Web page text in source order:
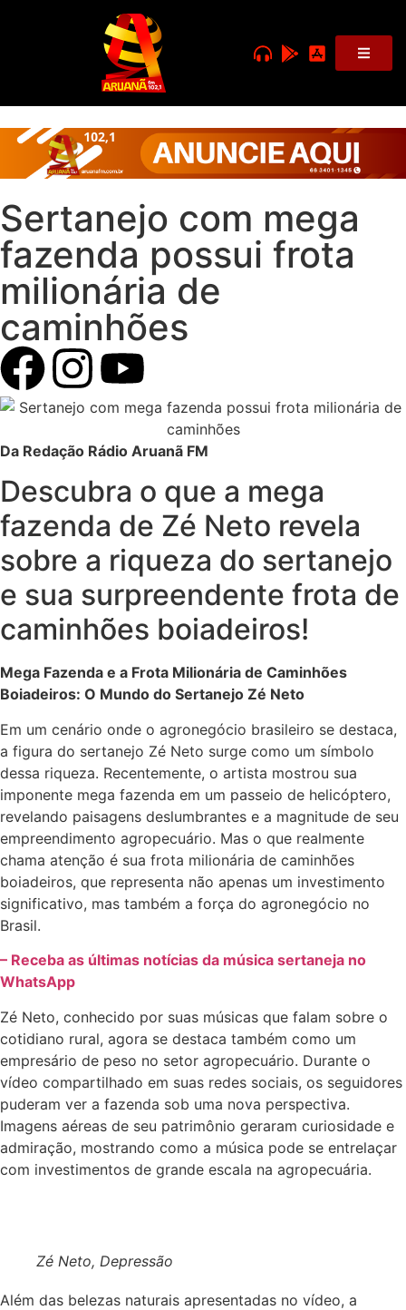
Sertanejo com mega
fazenda possui frota
milionária de
caminhões
Da Redação Rádio Aruanã FM
Descubra o que a mega
fazenda de Zé Neto revela
sobre a riqueza do sertanejo
e sua surpreendente frota de
caminhões boiadeiros!
Mega Fazenda e a Frota Milionária de Caminhões
Boiadeiros: O Mundo do Sertanejo Zé Neto
Em um cenário onde o agronegócio brasileiro se destaca,
a figura do sertanejo Zé Neto surge como um símbolo
dessa riqueza. Recentemente, o artista mostrou sua
imponente mega fazenda em um passeio de helicóptero,
revelando paisagens deslumbrantes e a magnitude de seu
empreendimento agropecuário. Mas o que realmente
chama atenção é sua frota milionária de caminhões
boiadeiros, que representa não apenas um investimento
significativo, mas também a força do agronegócio no
Brasil.
– Receba as últimas notícias da música sertaneja no
WhatsApp
Zé Neto, conhecido por suas músicas que falam sobre o
cotidiano rural, agora se destaca também como um
empresário de peso no setor agropecuário. Durante o
vídeo compartilhado em suas redes sociais, os seguidores
puderam ver a fazenda sob uma nova perspectiva.
Imagens aéreas de seu patrimônio geraram curiosidade e
admiração, mostrando como a música pode se entrelaçar
com investimentos de grande escala na agropecuária.
Zé Neto, Depressão
Além das belezas naturais apresentadas no vídeo, a